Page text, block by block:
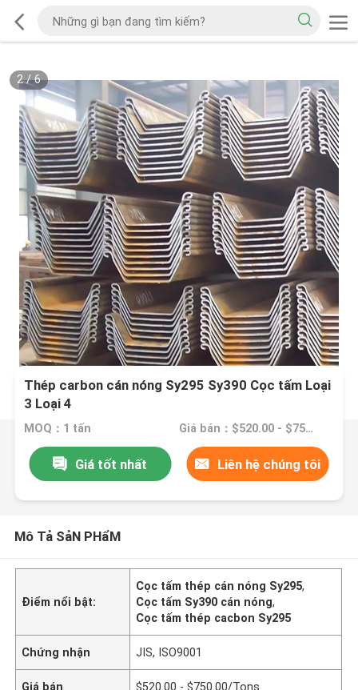
2/6
Thép carbon cán nóng Sy295 Sy390 Cọc tấm Loại
3 Loại 4
MOQ：1 tấn Giá bán：$520.00 - $750.00/Tons
Giá tốt nhất Liên hệ chúng tôi
Mô Tả SảN PHẩM
Điểm nổi bật:
Cọc tấm thép cán nóng Sy295,
Cọc tấm Sy390 cán nóng,
Cọc tấm thép cacbon Sy295
Chứng nhận JIS, ISO9001
Giá bán $520.00 - $750.00/Tons